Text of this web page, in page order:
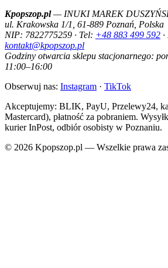
Kpopszop.pl— INUKI MAREK
ul. Krakowska 1/1, 61-889 Poznań, Polska
NIP: 7822775259 · Tel: +48 883 499 592
kontakt@kpopszop.pl
Godziny otwarcia sklepu stacjonarnego:
11:00–16:00
Obserwuj nas: Instagram · TikTok
Akceptujemy: BLIK, PayU, Przelewy24,
Mastercard), płatność za pobraniem.
kurier InPost, odbiór osobisty w Poznaniu.
© 2026 Kpopszop.pl — Wszelkie prawa